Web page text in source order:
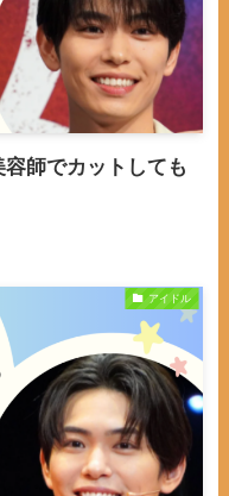
師でカットしても
アイドル